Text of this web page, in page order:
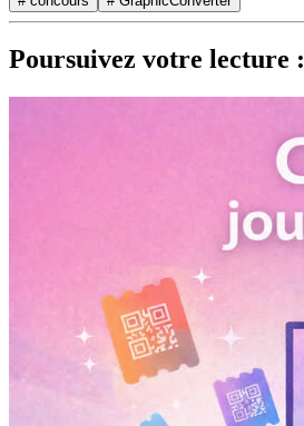
Poursuivez votre lecture :